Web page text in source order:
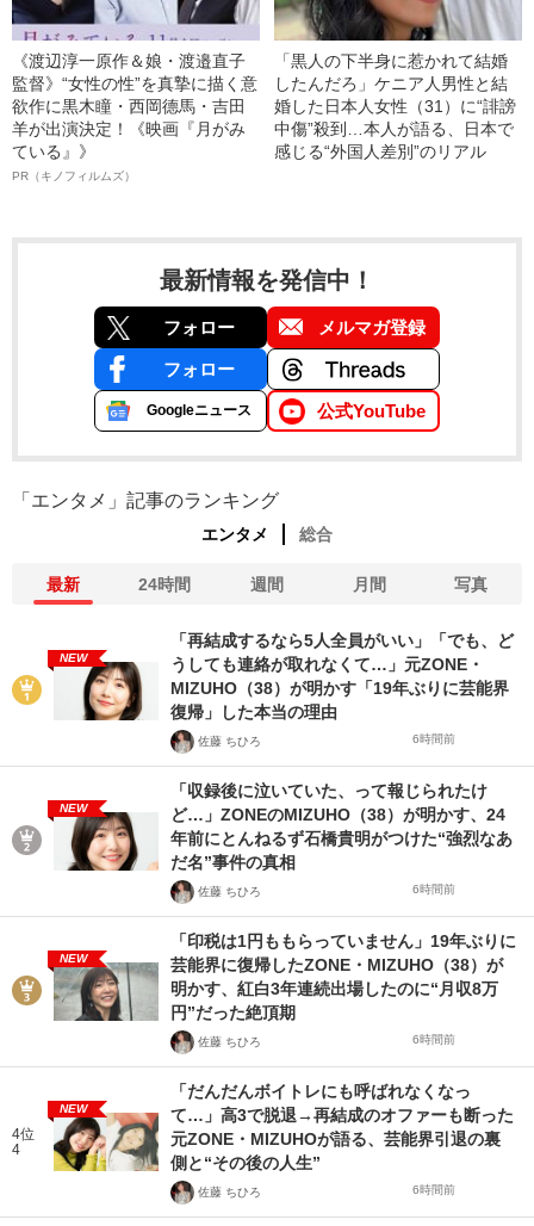
《渡辺淳一原作＆娘・渡邉直子
監督》“女性の性”を真摯に描く意
欲作に黒木瞳・西岡德馬・吉田
羊が出演決定！《映画『月がみ
ている』》
PR（キノフィルムズ）
「黒人の下半身に惹かれて結婚
したんだろ」ケニア人男性と結
婚した日本人女性（31）に“誹謗
中傷”殺到…本人が語る、日本で
感じる“外国人差別”のリアル
最新情報を発信中！
フォロー メルマガ登録
フォロー
Googleニュース 公式YouTube
「エンタメ」記事のランキング
エンタメ 総合
最新 24時間 週間 月間 写真
NEW
「再結成するなら5人全員がいい」「でも、ど
うしても連絡が取れなくて…」元ZONE・
MIZUHO（38）が明かす「19年ぶりに芸能界
復帰」した本当の理由
佐藤 ちひろ 6時間前
NEW
「収録後に泣いていた、って報じられたけ
ど…」ZONEのMIZUHO（38）が明かす、24
年前にとんねるず石橋貴明がつけた“強烈なあ
だ名”事件の真相
佐藤 ちひろ 6時間前
NEW
「印税は1円ももらっていません」19年ぶりに
芸能界に復帰したZONE・MIZUHO（38）が
明かす、紅白3年連続出場したのに“月収8万
円”だった絶頂期
佐藤 ちひろ 6時間前
4位
4
NEW
「だんだんボイトレにも呼ばれなくなっ
て…」高3で脱退→再結成のオファーも断った
元ZONE・MIZUHOが語る、芸能界引退の裏
側と“その後の人生”
佐藤 ちひろ 6時間前